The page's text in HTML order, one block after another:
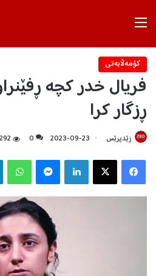
كۆمه‌ڵایه‌تی
فریال خدر کچە
ڕزگار کرا
زێدپرێس 2023-09-23
0
292
X